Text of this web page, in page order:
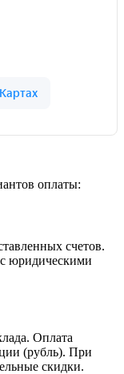
оплаты:
счетов.
с юридическими
Оплата
(рубль). При
скидки.